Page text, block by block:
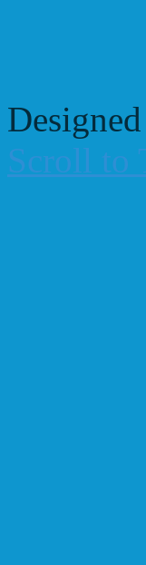
Scroll to